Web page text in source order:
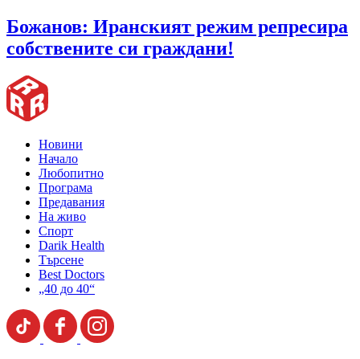
Божанов: Иранският режим репресира
собствените си граждани!
Новини
Начало
Любопитно
Програма
Предавания
На живо
Спорт
Darik Health
Търсене
Best Doctors
„40 до 40“